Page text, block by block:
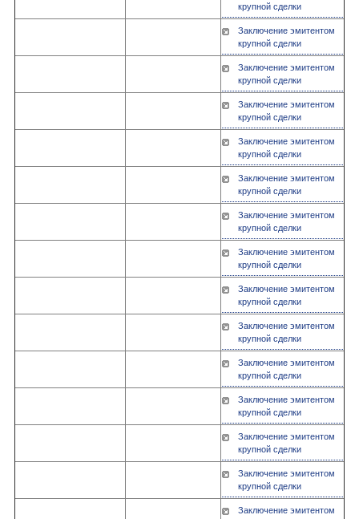
крупной сделки
Заключение эмитентом
крупной сделки
Заключение эмитентом
крупной сделки
Заключение эмитентом
крупной сделки
Заключение эмитентом
крупной сделки
Заключение эмитентом
крупной сделки
Заключение эмитентом
крупной сделки
Заключение эмитентом
крупной сделки
Заключение эмитентом
крупной сделки
Заключение эмитентом
крупной сделки
Заключение эмитентом
крупной сделки
Заключение эмитентом
крупной сделки
Заключение эмитентом
крупной сделки
Заключение эмитентом
крупной сделки
Заключение эмитентом